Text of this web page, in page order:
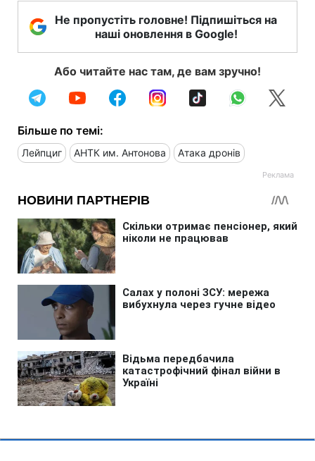
Не пропустіть головне! Підпишіться на
наші оновлення в Google!
Або читайте нас там, де вам зручно!
Більше по темі:
Лейпциг АНТК им. Антонова Атака дронів